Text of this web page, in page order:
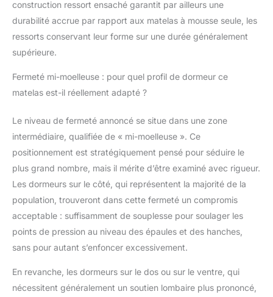
mouvement.
ROBUSTE &
ENTRETIEN FACILE -
de coton bio qui
renforce la durabilité.
hypoallergénique et en
manipuler, pour un
couchage toujours
propre et sain, agréable
au toucher.
EXPÉDITION SIMPLE &
INSTALLATION FACILE
- Reçu compressé et
roulé dans un carton
pratique, le JUPITER
Une fois déballé, percer
la membrane et
attendre 24h pour que
construction ressort ensaché garantit par ailleurs une
durabilité accrue par rapport aux matelas à mousse seule, les
ressorts conservant leur forme sur une durée généralement
supérieure.
Fermeté mi-moelleuse : pour quel profil de dormeur ce
matelas est-il réellement adapté ?
Le niveau de fermeté annoncé se situe dans une zone
intermédiaire, qualifiée de « mi-moelleuse ». Ce
positionnement est stratégiquement pensé pour séduire le
plus grand nombre, mais il mérite d’être examiné avec rigueur.
Les dormeurs sur le côté, qui représentent la majorité de la
population, trouveront dans cette fermeté un compromis
acceptable : suffisamment de souplesse pour soulager les
points de pression au niveau des épaules et des hanches,
sans pour autant s’enfoncer excessivement.
En revanche, les dormeurs sur le dos ou sur le ventre, qui
nécessitent généralement un soutien lombaire plus prononcé,